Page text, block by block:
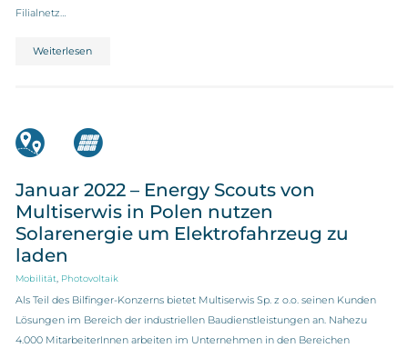
Filialnetz…
Weiterlesen
Januar 2022 – Energy Scouts von
Multiserwis in Polen nutzen
Solarenergie um Elektrofahrzeug zu
laden
Mobilität, Photovoltaik
Als Teil des Bilfinger-Konzerns bietet Multiserwis Sp. z o.o. seinen Kunden
Lösungen im Bereich der industriellen Baudienstleistungen an. Nahezu
4.000 MitarbeiterInnen arbeiten im Unternehmen in den Bereichen